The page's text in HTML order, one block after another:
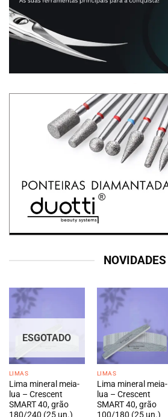
NOVIDADES
ESGOTADO
LIMAS
Lima mineral meia-
lua – Crescent
SMART 40, grão
180/240 (25 un.)
LIMAS
Lima mineral meia-
lua – Crescent
SMART 40, grão
100/180 (25 un.)